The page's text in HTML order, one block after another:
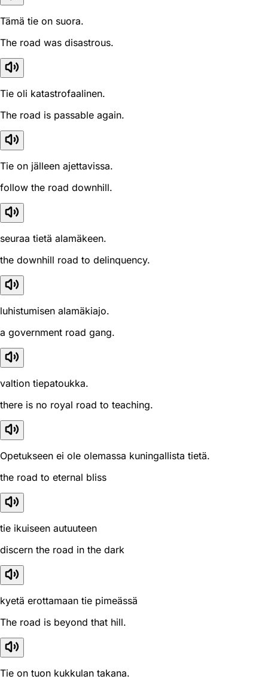
Tämä tie on suora.
The road was disastrous.
Tie oli katastrofaalinen.
The road is passable again.
Tie on jälleen ajettavissa.
follow the road downhill.
seuraa tietä alamäkeen.
the downhill road to delinquency.
luhistumisen alamäkiajo.
a government road gang.
valtion tiepatoukka.
there is no royal road to teaching.
Opetukseen ei ole olemassa kuningallista tietä.
the road to eternal bliss
tie ikuiseen autuuteen
discern the road in the dark
kyetä erottamaan tie pimeässä
The road is beyond that hill.
Tie on tuon kukkulan takana.